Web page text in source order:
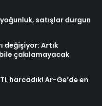
satışlar durgun
Artık
çakılamayacak
harcadık! Ar-Ge’de en